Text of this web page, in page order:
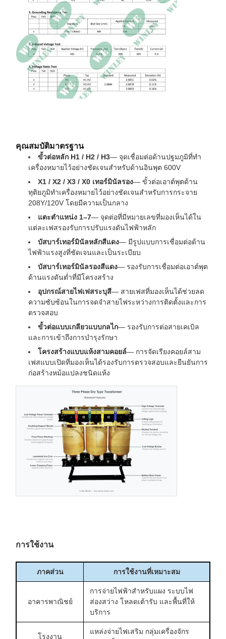
คุณสมบัติมาตรฐาน
ขั้วต่อหลัก H1 / H2 / H3— จุดเชื่อมต่อด้านปฐมภูมิที่ทำ
เครื่องหมายไว้อย่างชัดเจนสำหรับด้านอินพุต 600V
X1 / X2 / X3 / X0 เทอร์มินัลรอง— ขั้วต่อเอาต์พุตด้าน
ทุติยภูมิทำเครื่องหมายไว้อย่างชัดเจนสำหรับการกระจาย
208Y/120V โดยมีความเป็นกลาง
แตะตำแหน่ง 1–7— จุดต่อที่มีหมายเลขที่มองเห็นได้ใน
แต่ละเฟสรองรับการปรับแรงดันไฟฟ้าหลัก
บัสบาร์เทอร์มินัลหลักสีแดง— มีรูปแบบการเชื่อมต่อด้าน
ไฟฟ้าแรงสูงที่ชัดเจนและเป็นระเบียบ
บัสบาร์เทอร์มินัลรองสีแดง— รองรับการเชื่อมต่อเอาต์พุต
ด้านแรงดันต่ำที่มีโครงสร้าง
อุปกรณ์สายไฟเฟสระบุสี— สายเฟสที่มองเห็นได้ช่วยลด
ความซับซ้อนในการจดจำสายไฟระหว่างการติดตั้งและการ
ตรวจสอบ
ขั้วต่อแบบเกลียวแบบกลไก— รองรับการต่อสายเคเบิล
และการเข้าถึงการบำรุงรักษา
โครงสร้างแบบแห้งสามคอยล์— การจัดเรียงคอยล์สาม
เฟสแบบเปิดที่มองเห็นได้รองรับการตรวจสอบและยืนยันการ
ก่อสร้างหม้อแปลงชนิดแห้ง
การใช้งาน
ภาคส่วน การใช้งานที่เหมาะสม
อาคารพาณิชย์
การจ่ายไฟฟ้าสำหรับแผง ระบบไฟ
ส่องสว่าง โหลดเต้ารับ และพื้นที่ให้
บริการ
โรงงาน
แหล่งจ่ายไฟเสริม กลุ่มเครื่องจักร